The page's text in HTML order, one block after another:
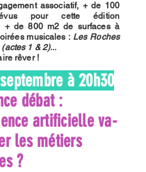
associatif, + de 100
pour cette édition
+ de 800 m2 de surfaces à
musicales : Les Roches
1 & 2)...
rêver !
à 20h30
débat :
artificielle va-
les métiers
?